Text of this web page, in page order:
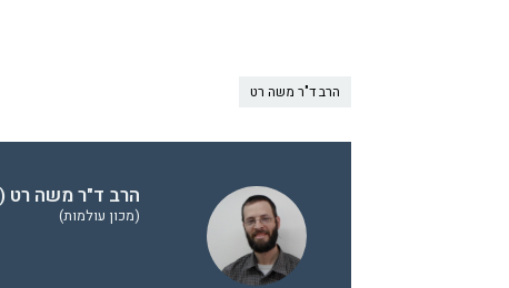
הרב ד"ר משה רט
הרב ד"ר משה רט
(מכון עולמות)